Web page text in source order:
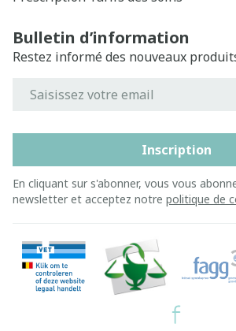
Bulletin d’information
Restez informé des nouveaux
Inscription
En cliquant sur s'abonner, vous vous
newsletter et acceptez notre politique de